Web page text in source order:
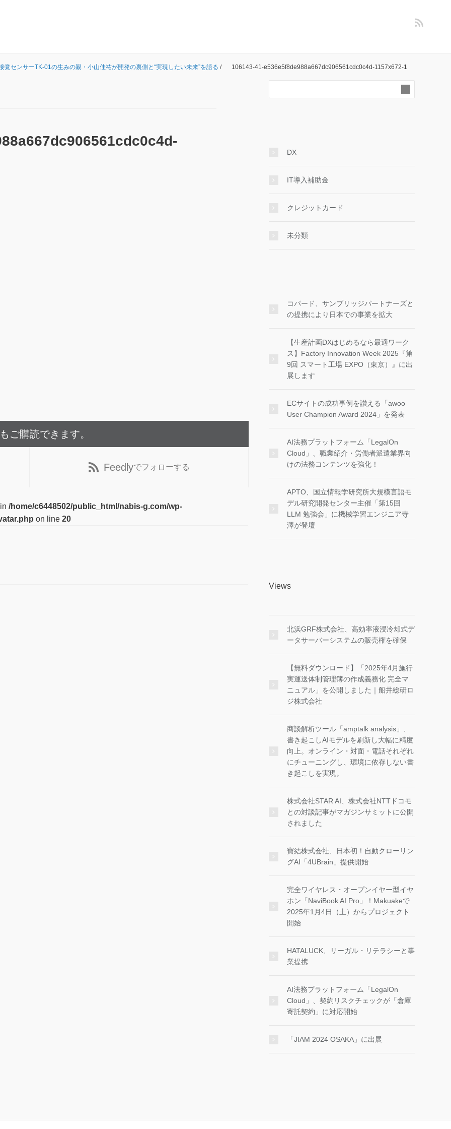
センサーTK-01の生みの親・小山佳祐が開発の裏側と“実現したい未来”を語る / 106143-41-e536e5f8de988a667dc906561cdc0c4d-1157x672-1
ご購読できます。
Feedlyでフォローする
/home/c6448502/public_html/nabis-g.com/wp-
on line 20
DX
IT導入補助金
クレジットカード
未分類
コパード、サンブリッジパートナーズと
の提携により日本での事業を拡大
【生産計画DXはじめるなら最適ワーク
ス】Factory Innovation Week 2025『第
9回 スマート工場 EXPO（東京）』に出
展します
ECサイトの成功事例を讃える「awoo
User Champion Award 2024」を発表
AI法務プラットフォーム「LegalOn
Cloud」、職業紹介・労働者派遣業界向
けの法務コンテンツを強化！
APTO、国立情報学研究所大規模言語モ
デル研究開発センター主催「第15回
LLM 勉強会」に機械学習エンジニア寺
澤が登壇
Views
北浜GRF株式会社、高効率液浸冷却式デ
ータサーバーシステムの販売権を確保
【無料ダウンロード】「2025年4月施行
実運送体制管理簿の作成義務化 完全マ
ニュアル」を公開しました｜船井総研ロ
ジ株式会社
商談解析ツール「amptalk analysis」、
書き起こしAIモデルを刷新し大幅に精度
向上。オンライン・対面・電話それぞれ
にチューニングし、環境に依存しない書
き起こしを実現。
株式会社STAR AI、株式会社NTTドコモ
との対談記事がマガジンサミットに公開
されました
寶結株式会社、日本初！自動クローリン
グAI「4UBrain」提供開始
完全ワイヤレス・オープンイヤー型イヤ
ホン「NaviBook AI Pro」！Makuakeで
2025年1月4日（土）からプロジェクト
開始
HATALUCK、リーガル・リテラシーと事
業提携
AI法務プラットフォーム「LegalOn
Cloud」、契約リスクチェックが「倉庫
寄託契約」に対応開始
「JIAM 2024 OSAKA」に出展